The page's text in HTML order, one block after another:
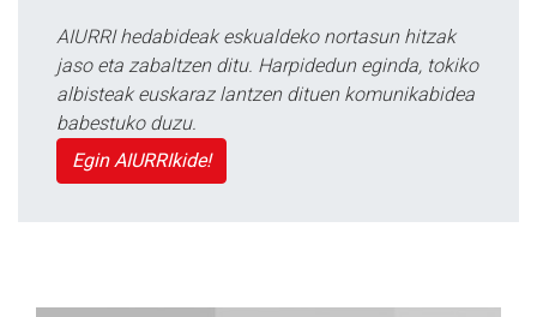
AIURRI hedabideak eskualdeko nortasun hitzak
jaso eta zabaltzen ditu. Harpidedun eginda, tokiko
albisteak euskaraz lantzen dituen komunikabidea
babestuko duzu.
Egin AIURRIkide!